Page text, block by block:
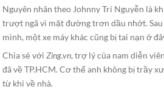
Nguyên nhân theo Johnny Trí Nguyễn là
trượt ngã vì mặt đường trơn dầu nhớt.
mình, một xe máy khác cũng bị tai nạn ở
Chia sẻ với Zing.vn, trợ lý của nam diễn
đã về TP.HCM. Cơ thể anh không bị trầy
từ khi về nhà.